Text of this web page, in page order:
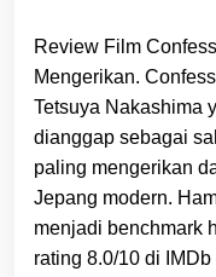
Review Film
Mengerikan.
Tetsuya Nakashima
dianggap sebagai
paling mengerikan
Jepang modern.
menjadi benchmark
rating 8.0/10 di